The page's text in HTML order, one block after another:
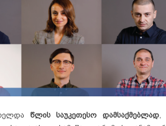
წლის საუკეთესო დამსაქმებლად,